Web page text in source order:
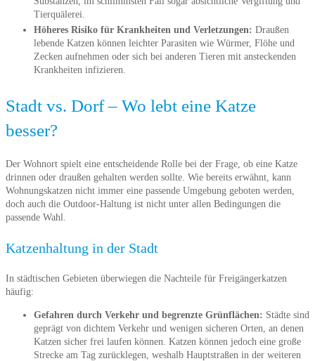
Tierquälerei.
Höheres Risiko für Krankheiten und Verletzungen: Draußen
lebende Katzen können leichter Parasiten wie Würmer, Flöhe und
Zecken aufnehmen oder sich bei anderen Tieren mit ansteckenden
Krankheiten infizieren.
Stadt vs. Dorf – Wo lebt eine Katze
besser?
Der Wohnort spielt eine entscheidende Rolle bei der Frage, ob eine Katze
drinnen oder draußen gehalten werden sollte. Wie bereits erwähnt, kann
Wohnungskatzen nicht immer eine passende Umgebung geboten werden,
doch auch die Outdoor-Haltung ist nicht unter allen Bedingungen die
passende Wahl.
Katzenhaltung in der Stadt
In städtischen Gebieten überwiegen die Nachteile für Freigängerkatzen
häufig:
Gefahren durch Verkehr und begrenzte Grünflächen: Städte sind
geprägt von dichtem Verkehr und wenigen sicheren Orten, an denen
Katzen sicher frei laufen können. Katzen können jedoch eine große
Strecke am Tag zurücklegen, weshalb Hauptstraßen in der weiteren